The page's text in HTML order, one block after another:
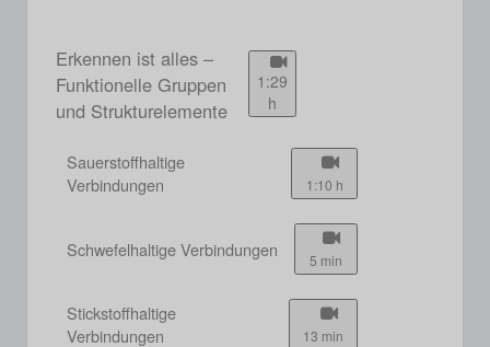
Erkennen ist alles –
Funktionelle Gruppen
und Strukturelemente
1:29
h
Sauerstoffhaltige
Verbindungen
1:10 h
Schwefelhaltige Verbindungen 5 min
Stickstoffhaltige
Verbindungen
13 min